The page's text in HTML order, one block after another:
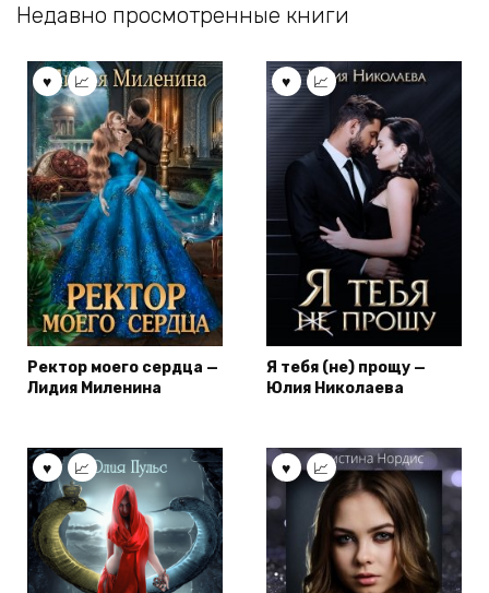
Недавно просмотренные книги
Ректор моего сердца —
Лидия Миленина
Я тебя (не) прощу —
Юлия Николаева